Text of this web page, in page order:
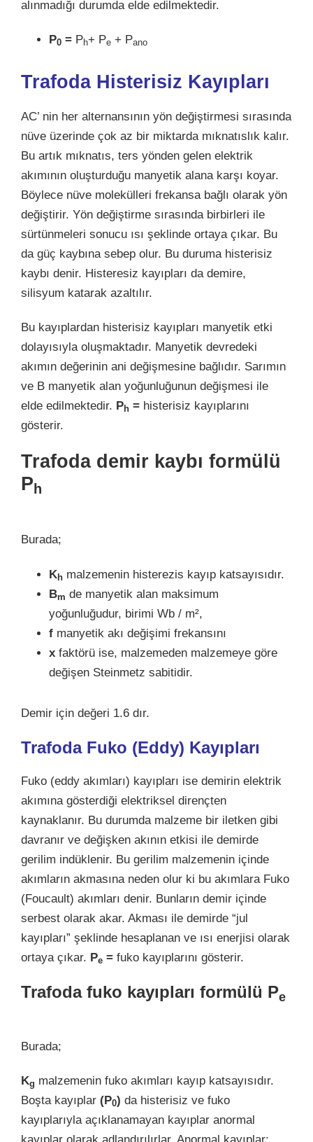
alınmadığı durumda elde edilmektedir.
P0 = Ph+ Pe + Pano
Trafoda Histerisiz Kayıpları
AC’ nin her alternansının yön değiştirmesi sırasında
nüve üzerinde çok az bir miktarda mıknatıslık kalır.
Bu artık mıknatıs, ters yönden gelen elektrik
akımının oluşturduğu manyetik alana karşı koyar.
Böylece nüve molekülleri frekansa bağlı olarak yön
değiştirir. Yön değiştirme sırasında birbirleri ile
sürtünmeleri sonucu ısı şeklinde ortaya çıkar. Bu
da güç kaybına sebep olur. Bu duruma histerisiz
kaybı denir. Histeresiz kayıpları da demire,
silisyum katarak azaltılır.
Bu kayıplardan histerisiz kayıpları manyetik etki
dolayısıyla oluşmaktadır. Manyetik devredeki
akımın değerinin ani değişmesine bağlıdır. Sarımın
ve B manyetik alan yoğunluğunun değişmesi ile
elde edilmektedir. Ph = histerisiz kayıplarını
gösterir.
Trafoda demir kaybı formülü
P h
Burada;
Kh malzemenin histerezis kayıp katsayısıdır.
Bm de manyetik alan maksimum
yoğunluğudur, birimi Wb / m²,
f manyetik akı değişimi frekansını
x faktörü ise, malzemeden malzemeye göre
değişen Steinmetz sabitidir.
Demir için değeri 1.6 dır.
Trafoda Fuko (Eddy) Kayıpları
Fuko (eddy akımları) kayıpları ise demirin elektrik
akımına gösterdiği elektriksel dirençten
kaynaklanır. Bu durumda malzeme bir iletken gibi
davranır ve değişken akının etkisi ile demirde
gerilim indüklenir. Bu gerilim malzemenin içinde
akımların akmasına neden olur ki bu akımlara Fuko
(Foucault) akımları denir. Bunların demir içinde
serbest olarak akar. Akması ile demirde “jul
kayıpları” şeklinde hesaplanan ve ısı enerjisi olarak
ortaya çıkar. Pe = fuko kayıplarını gösterir.
Trafoda fuko kayıpları formülü Pe
Burada;
Kg malzemenin fuko akımları kayıp katsayısıdır.
Boşta kayıplar (P0) da histerisiz ve fuko
kayıplarıyla açıklanamayan kayıplar anormal